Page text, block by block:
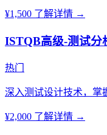
¥1,500 了解详情 →
ISTQB高级-测试分
热门
深入测试设计技术，掌
¥2,000 了解详情 →